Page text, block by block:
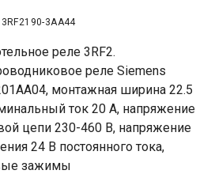
3AA44
реле 3RF2.
реле Siemens
монтажная ширина 22.5
ток 20 А, напряжение
цепи 230-460 В, напряжение
24 В постоянного тока,
зажимы